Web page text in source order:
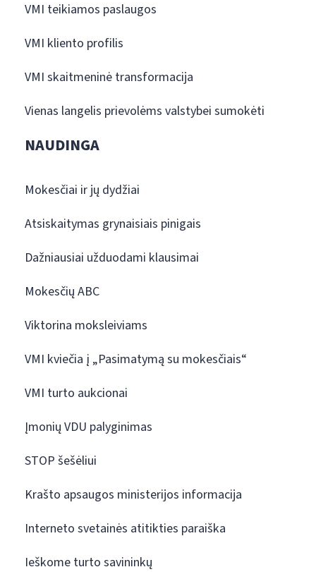
VMI teikiamos paslaugos
VMI kliento profilis
VMI skaitmeninė transformacija
Vienas langelis prievolėms valstybei sumokėti
NAUDINGA
Mokesčiai ir jų dydžiai
Atsiskaitymas grynaisiais pinigais
Dažniausiai užduodami klausimai
Mokesčių ABC
Viktorina moksleiviams
VMI kviečia į „Pasimatymą su mokesčiais“
VMI turto aukcionai
Įmonių VDU palyginimas
STOP šešėliui
Krašto apsaugos ministerijos informacija
Interneto svetainės atitikties paraiška
Ieškome turto savininkų